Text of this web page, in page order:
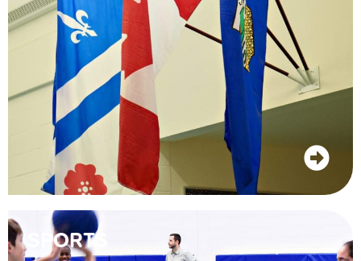
vos enfants à coeur!
SPORTS